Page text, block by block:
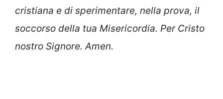
cristiana e di sperimentare, nella prova, il
soccorso della tua Misericordia. Per Cristo
nostro Signore. Amen.